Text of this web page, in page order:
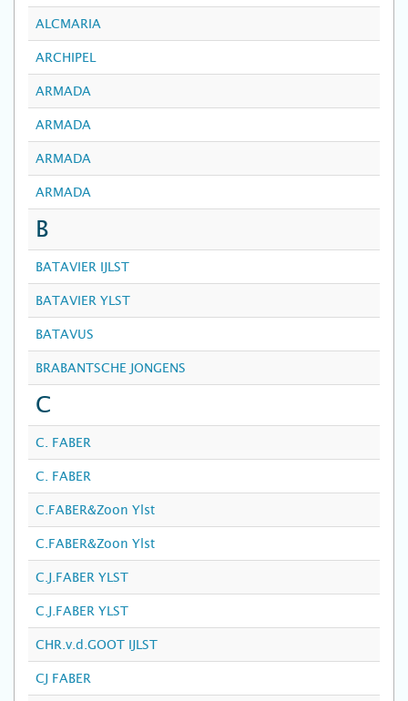
ALCMARIA
ARCHIPEL
ARMADA
ARMADA
ARMADA
ARMADA
B
BATAVIER IJLST
BATAVIER YLST
BATAVUS
BRABANTSCHE JONGENS
C
C. FABER
C. FABER
C.FABER&Zoon Ylst
C.FABER&Zoon Ylst
C.J.FABER YLST
C.J.FABER YLST
CHR.v.d.GOOT IJLST
CJ FABER